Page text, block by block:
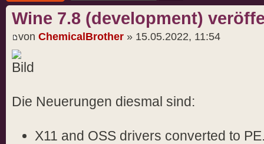
Antwort schreiben
Wine 7.8 (development)
von ChemicalBrother » 15.05.2022, 11:54
Die Neuerungen diesmal sind:
X11 and OSS drivers converted to